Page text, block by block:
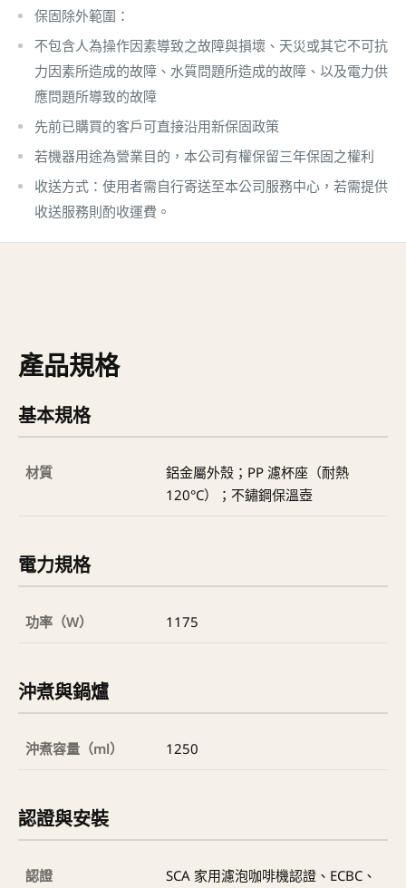
保固除外範圍：
不包含人為操作因素導致之故障與損壞、天災或其它不可抗
力因素所造成的故障、水質問題所造成的故障、以及電力供
應問題所導致的故障
先前已購買的客戶可直接沿用新保固政策
若機器用途為營業目的，本公司有權保留三年保固之權利
收送方式：使用者需自行寄送至本公司服務中心，若需提供
收送服務則酌收運費。
產品規格
基本規格
材質
鋁金屬外殼；PP 濾杯座（耐熱
120°C）；不鏽鋼保溫壺
電力規格
功率（W） 1175
沖煮與鍋爐
沖煮容量（ml） 1250
認證與安裝
認證
SCA 家用濾泡咖啡機認證、ECBC、